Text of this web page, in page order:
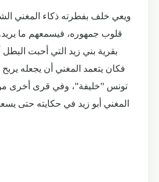
ويعي خلف بفطرته ذكاء المغني
قلوب جمهوره، فيسمعهم ما
بقرية بني زيد التي أحبت البطل
فكان يتعمد المغني أن يجعله
تونس "خليفة"، وفي قرى أخرى
المغني أبو زيد في حكايته حتى